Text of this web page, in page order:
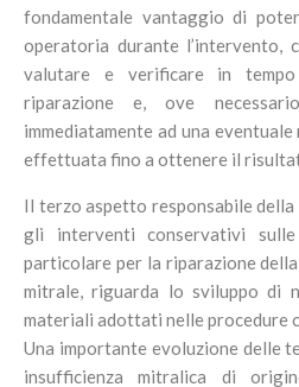
fondamentale vantaggio di
operatoria durante l’intervento,
valutare e verificare in
riparazione e, ove
immediatamente ad una
effettuata fino a ottenere il
Il terzo aspetto responsabile
gli interventi conservativi
particolare per la riparazione
mitrale, riguarda lo sviluppo di
materiali adottati nelle procedure
Una importante evoluzione delle
insufficienza mitralica di